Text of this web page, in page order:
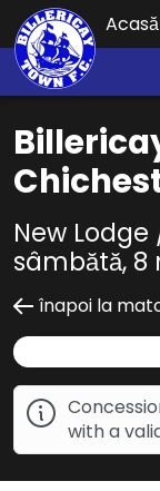
New Lodge
sâmbătă, 8
înapoi la
with a